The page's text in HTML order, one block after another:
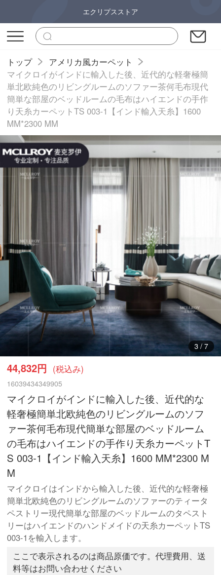
エクリプスストア
トップ
アメリカ風カーペット
マイクロイがインドに輸入した後、近代的な軽奢極簡
単北欧純色のリビングルームのソファー茶何毛布現代
簡単な部屋のベッドルームの毛布はハイエンドの手作
り天糸カーペットTS 003-1【インド輸入天糸】1600
MM*2300 MM
4/ 7
44,832円 (税込み)
16039434349905
マイクロイがインドに輸入した後、近代的な
軽奢極簡単北欧純色のリビングルームのソフ
ァー茶何毛布現代簡単な部屋のベッドルーム
の毛布はハイエンドの手作り天糸カーペットT
S 003-1【インド輸入天糸】1600 MM*2300 M
M
マイクロイはインドから輸入した後、近代的な軽奢極
簡単北欧純色のリビングルームのソファーのティータ
ペストリー現代簡単な部屋のベッドルームのタペスト
リーはハイエンドのハンドメイドの天糸カーペットTS
003-1を輸入します。
ここで表示されるのは商品原価です。代理費用、送
料等はお問い合わせください